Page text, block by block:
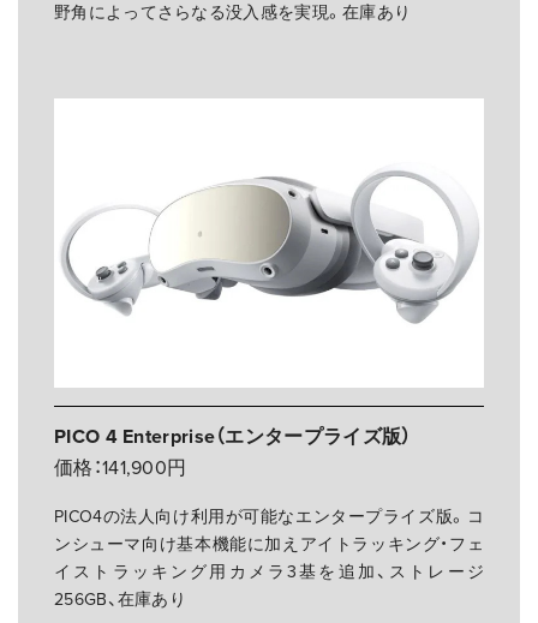
野角によってさらなる没入感を実現。在庫あり
PICO 4 Enterprise（エンタープライズ版）
価格：141,900円
PICO4の法人向け利用が可能なエンタープライズ版。コ
ンシューマ向け基本機能に加えアイトラッキング・フェ
イストラッキング用カメラ3基を追加、ストレージ
256GB、在庫あり